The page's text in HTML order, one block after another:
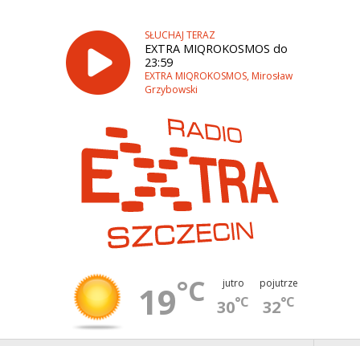
SŁUCHAJ TERAZ
EXTRA MIQROKOSMOS do
23:59
EXTRA MIQROKOSMOS, Mirosław
Grzybowski
19°C jutro
30°C
pojutrze
32°C